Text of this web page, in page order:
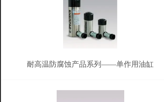
耐高温防腐蚀产品系列——单作用油缸